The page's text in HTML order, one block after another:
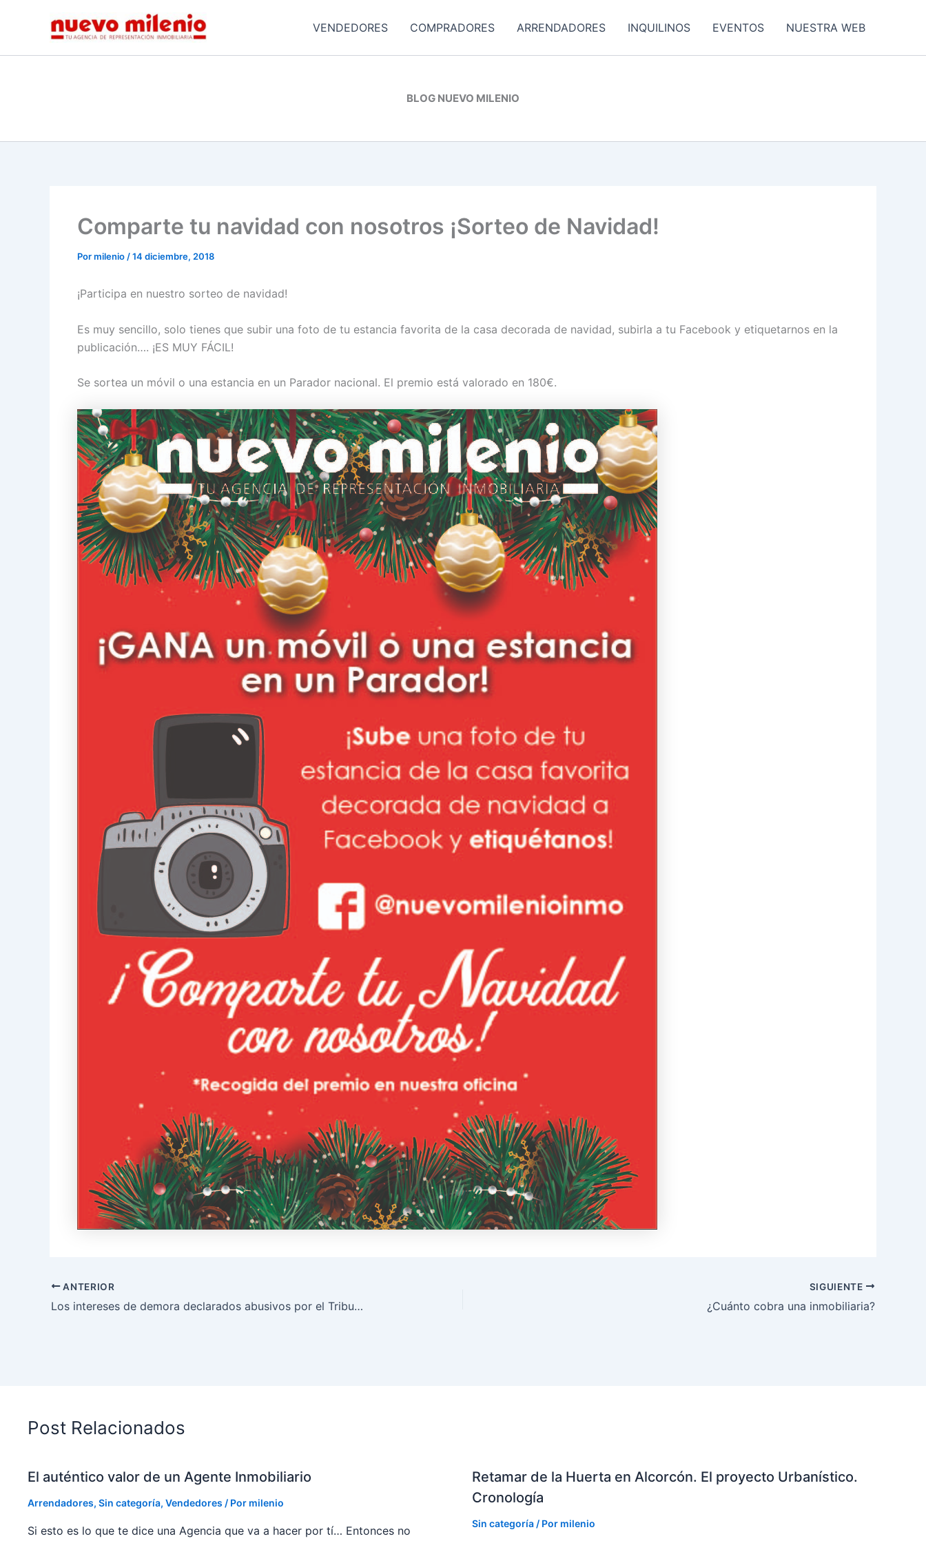
VENDEDORES COMPRADORES ARRENDADORES INQUILINOS EVENTOS NUESTRA WEB
BLOG NUEVO MILENIO
Comparte tu navidad con nosotros ¡Sorteo de Navidad!
Pormilenio /14 diciembre, 2018
¡Participa en nuestro sorteo de navidad!
Es muy sencillo, solo tienes que subir una foto de tu estancia favorita de la casa decorada de navidad, subirla a tu Facebook y etiquetarnos en la
publicación…. ¡ES MUY FÁCIL!
Se sortea un móvil o una estancia en un Parador nacional. El premio está valorado en 180€.
ANTERIOR
Los intereses de demora declarados abusivos por el Tribunal Supremo
SIGUIENTE
¿Cuánto cobra una inmobiliaria?
Post Relacionados
El auténtico valor de un Agente Inmobiliario
Arrendadores, Sin categoría, Vendedores / Por milenio
Si esto es lo que te dice una Agencia que va a hacer por tí… Entonces no
Retamar de la Huerta en Alcorcón. El proyecto Urbanístico.
Cronología
Sin categoría/ Por milenio